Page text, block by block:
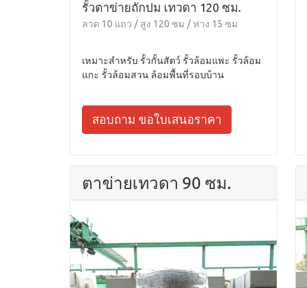
รั้วตาข่ายถักปม เทวดา 120 ซม.
ลวด 10 แถว / สูง 120 ซม / ห่าง 15 ซม
เหมาะสำหรับ รั้วกั้นสัตว์ รั้วล้อมแพะ รั้วล้อม
แกะ รั้วล้อมสวน ล้อมพื้นที่รอบบ้าน
สอบถาม ขอใบเสนอราคา
ตาข่ายเทวดา 90 ซม.